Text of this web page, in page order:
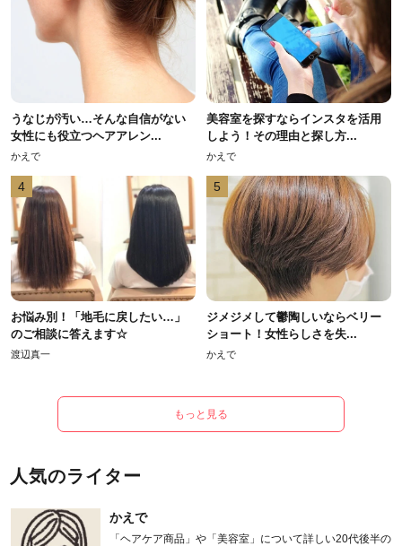
うなじが汚い…そんな自信がない
女性にも役立つヘアアレン...
かえで
美容室を探すならインスタを活用
しよう！その理由と探し方...
かえで
4
お悩み別！「地毛に戻したい…」
のご相談に答えます☆
渡辺真一
5
ジメジメして鬱陶しいならベリー
ショート！女性らしさを失...
かえで
もっと見る
人気のライター
かえで
「ヘアケア商品」や「美容室」について詳しい20代後半の